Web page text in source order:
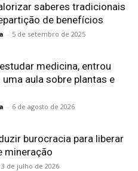
saberes tradicionais
de benefícios
- 5 de setembro de 2025
medicina, entrou
aula sobre plantas e
- 6 de agosto de 2026
burocracia para liberar
mineração
3 de julho de 2026